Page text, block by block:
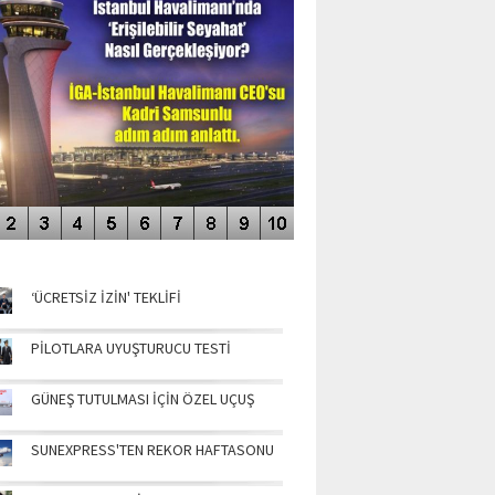
‘ÜCRETSİZ İZİN' TEKLİFİ
PİLOTLARA UYUŞTURUCU TESTİ
GÜNEŞ TUTULMASI İÇİN ÖZEL UÇUŞ
SUNEXPRESS'TEN REKOR HAFTASONU